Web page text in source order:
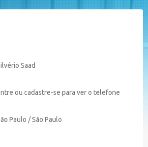
Saad
ou cadastre-se para ver o telefone
Paulo / São Paulo